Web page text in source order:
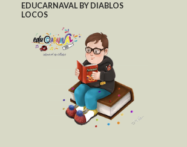
EDUCARNAVAL BY DIABLOS
LOCOS